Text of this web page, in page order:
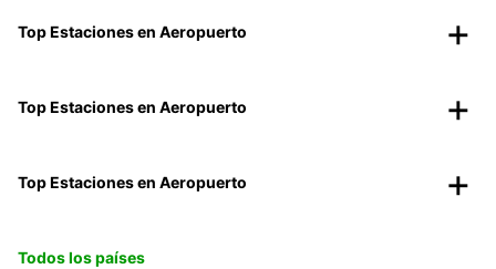
Top Estaciones en Aeropuerto
Top Estaciones en Aeropuerto
Top Estaciones en Aeropuerto
Todos los países